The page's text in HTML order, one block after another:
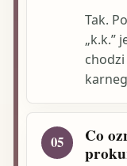
Tak.
„k.k.”
05
Co